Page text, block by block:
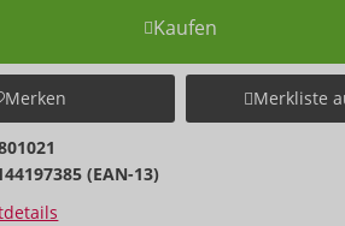
Kaufen
Merken Merkliste
(EAN-13)